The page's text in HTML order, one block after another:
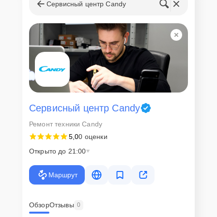
запчастей
Для всех клиентов действуют демократичные и фиксированные
цены. Конечная стоимость работ обсуждается с клиентом и не в
коем случае не может измениться в процессе работ. Сервис не
навязывает клиентам дополнительные услуги и не
предусматривает скрытые платежи. Рассчитать предварительную
стоимость ремонта можно с помощью нашегоКалькулятора
Скорость диагностики и
ремонта
Наша компания ценит время клиентов и понимает важность
оперативного решения любых вопросов. В среднем, ремонт
клиент сможет забрать свой гаджет в этот же день. При
Внимание! Устройство отправляется на ремонт только после
согласования вариантов запчастей и стоимости ремонта с
изменена в процессе или после завершения работ.
Сервисный центр Candy
Сервисный центр Candy
Ремонт техники Candy
5,00 оценки
Открыто до 21:00
Маршрут
ОбзорОтзывы 0